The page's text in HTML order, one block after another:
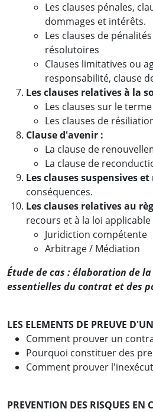
Les clauses pénales,
dommages et intérêts.
Les clauses de
résolutoires
Clauses limitatives ou
responsabilité, clause
Les clauses relatives à la
Les clauses sur le
Les clauses de
Clause d'avenir :
La clause de
La clause de
Les clauses suspensives
conséquences.
Les clauses relatives au
recours et à la loi applicable
Juridiction compétente
Arbitrage / Médiation
Étude de cas : élaboration de
essentielles du contrat et des
LES ELEMENTS DE PREUVE
Comment prouver un
Pourquoi constituer des
Comment prouver
PREVENTION DES RISQUES EN